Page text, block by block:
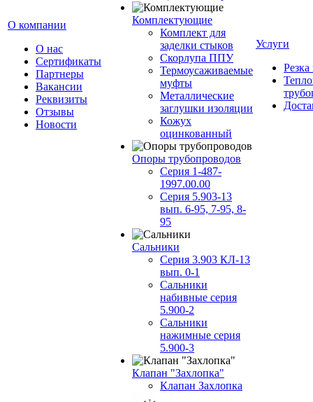
О компании
О нас
Сертификаты
Партнеры
Вакансии
Реквизиты
Отзывы
Новости
Комплектующие
Комплект для
заделки стыков
Скорлупа ППУ
Термоусаживаемые
муфты
Металлические
заглушки изоляции
Кожух
оцинкованный
Опоры трубопроводов
Серия 1-487-
1997.00.00
Серия 5.903-13
вып. 6-95, 7-95, 8-
95
Сальники
Серия 3.903 КЛ-13
вып. 0-1
Сальники
набивные серия
5.900-2
Сальники
нажимные серия
5.900-3
Клапан "Захлопка"
Клапан Захлопка
Услуги
Резка